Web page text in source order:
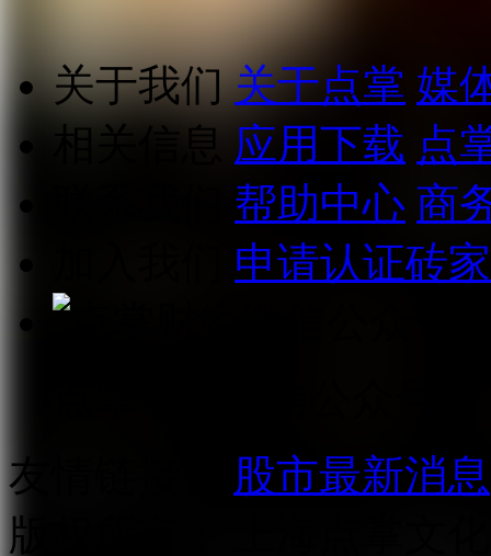
关于我们 关于点掌 媒
相关信息 应用下载 点
帮助中心 商
申请认证砖家
友情链接：
股市最新消息
版权所有：